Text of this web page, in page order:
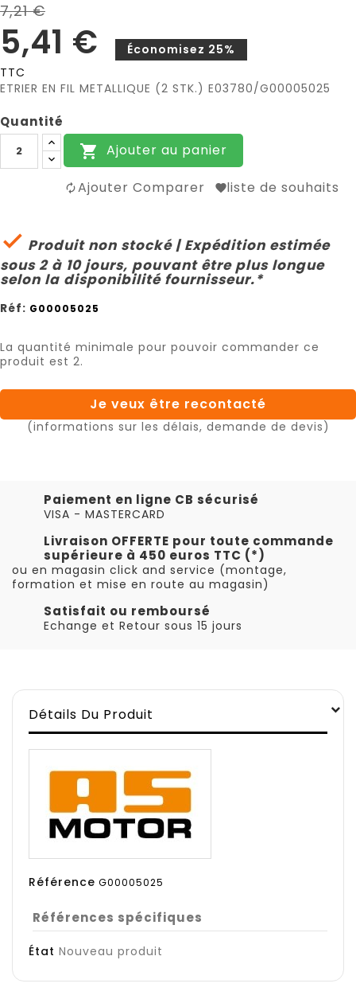
7,21 €
5,41 €
Économisez 25%
TTC
ETRIER EN FIL METALLIQUE (2 STK.) E03780/G00005025
Quantité
 Ajouter au panier
Ajouter Comparer liste de souhaits
 Produit non stocké | Expédition estimée
sous 2 à 10 jours, pouvant être plus longue
selon la disponibilité fournisseur.*
Réf: G00005025
La quantité minimale pour pouvoir commander ce
produit est 2.
Je veux être recontacté
(informations sur les délais, demande de devis)
Paiement en ligne CB sécurisé
VISA - MASTERCARD
Livraison OFFERTE pour toute commande
supérieure à 450 euros TTC (*)
ou en magasin click and service (montage,
formation et mise en route au magasin)
Satisfait ou remboursé
Echange et Retour sous 15 jours
Détails Du Produit
Référence G00005025
Références spécifiques
État Nouveau produit